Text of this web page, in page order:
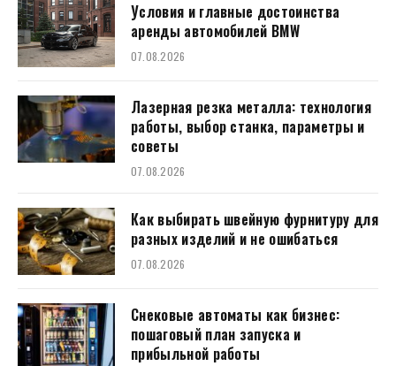
Условия и главные достоинства
аренды автомобилей BMW
07.08.2026
Лазерная резка металла: технология
работы, выбор станка, параметры и
советы
07.08.2026
Как выбирать швейную фурнитуру для
разных изделий и не ошибаться
07.08.2026
Снековые автоматы как бизнес:
пошаговый план запуска и
прибыльной работы